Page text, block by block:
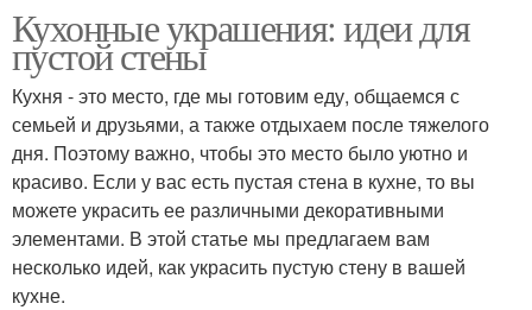
Кухонные украшения: идеи для
пустой стены
Кухня - это место, где мы готовим еду, общаемся с
семьей и друзьями, а также отдыхаем после тяжелого
дня. Поэтому важно, чтобы это место было уютно и
красиво. Если у вас есть пустая стена в кухне, то вы
можете украсить ее различными декоративными
элементами. В этой статье мы предлагаем вам
несколько идей, как украсить пустую стену в вашей
кухне.